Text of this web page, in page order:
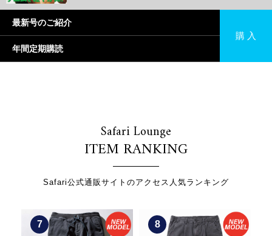
最新号のご紹介
年間定期購読
購 入
Safari Lounge
ITEM RANKING
Safari公式通販サイトのアクセス人気ランキング
8 9